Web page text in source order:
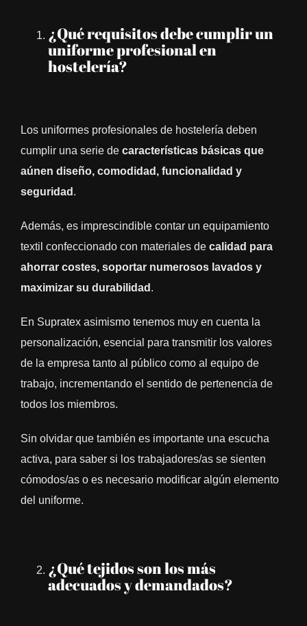
¿Qué requisitos debe cumplir un
uniforme profesional en
hostelería?
Los uniformes profesionales de hostelería deben
cumplir una serie de características básicas que
aúnen diseño, comodidad, funcionalidad y
seguridad .
Además, es imprescindible contar un equipamiento
textil confeccionado con materiales de calidad para
ahorrar costes, soportar numerosos lavados y
maximizar su durabilidad .
En Supratex asimismo tenemos muy en cuenta la
personalización, esencial para transmitir los valores
de la empresa tanto al público como al equipo de
trabajo, incrementando el sentido de pertenencia de
todos los miembros.
Sin olvidar que también es importante una escucha
activa, para saber si los trabajadores/as se sienten
cómodos/as o es necesario modificar algún elemento
del uniforme.
¿Qué tejidos son los más
adecuados y demandados?